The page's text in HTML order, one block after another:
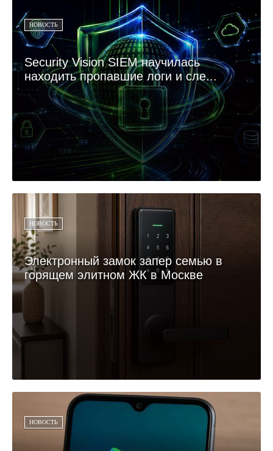
НОВОСТЬ
Security Vision SIEM научилась
находить пропавшие логи и сле...
НОВОСТЬ
Электронный замок запер семью в
горящем элитном ЖК в Москве
НОВОСТЬ